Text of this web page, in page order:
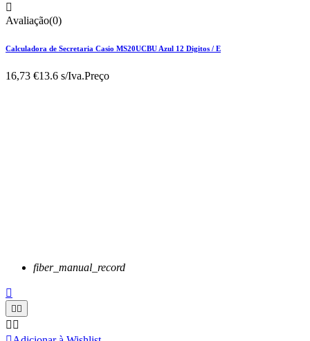

Avaliação(0)
Calculadora de Secretaria Casio MS20UCBU Azul 12 Digitos / E
16,73 €13.6 s/Iva.Preço
fiber_manual_record

 
 